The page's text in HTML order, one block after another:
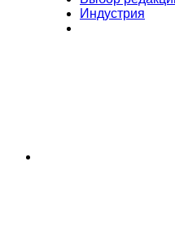
Индустрия